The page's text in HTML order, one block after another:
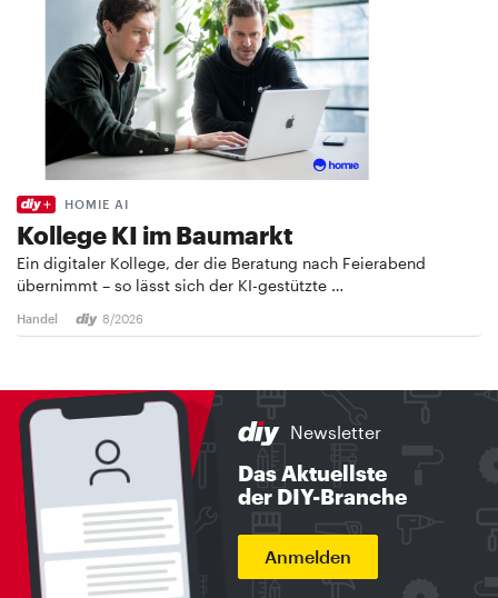
HOMIE AI
Kollege KI im Baumarkt
Ein digitaler Kollege, der die Beratung nach Feierabend
übernimmt – so lässt sich der KI-gestützte …
Handel 8/2026
Newsletter
Das Aktuellste
der DIY-Branche
Anmelden